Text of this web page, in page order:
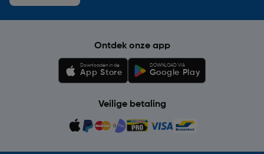
Ontdek onze app
Downloaden in de
App Store
DOWNLOAD VIA
Google Play
Veilige betaling